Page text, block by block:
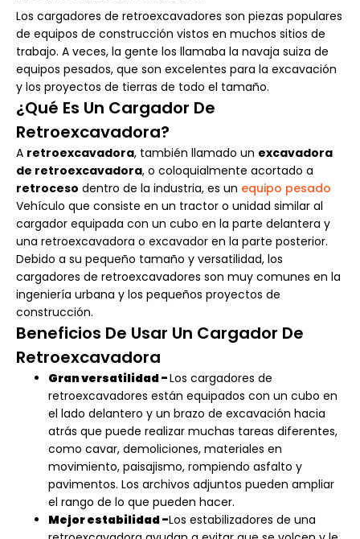
Los cargadores de retroexcavadores son piezas populares
de equipos de construcción vistos en muchos sitios de
trabajo. A veces, la gente los llamaba la navaja suiza de
equipos pesados, que son excelentes para la excavación
y los proyectos de tierras de todo el tamaño.
¿Qué Es Un Cargador De
Retroexcavadora?
A retroexcavadora, también llamado un excavadora
de retroexcavadora, o coloquialmente acortado a
retroceso dentro de la industria, es un equipo pesado
Vehículo que consiste en un tractor o unidad similar al
cargador equipada con un cubo en la parte delantera y
una retroexcavadora o excavador en la parte posterior.
Debido a su pequeño tamaño y versatilidad, los
cargadores de retroexcavadores son muy comunes en la
ingeniería urbana y los pequeños proyectos de
construcción.
Beneficios De Usar Un Cargador De
Retroexcavadora
Gran versatilidad -Los cargadores de
retroexcavadores están equipados con un cubo en
el lado delantero y un brazo de excavación hacia
atrás que puede realizar muchas tareas diferentes,
como cavar, demoliciones, materiales en
movimiento, paisajismo, rompiendo asfalto y
pavimentos. Los archivos adjuntos pueden ampliar
el rango de lo que pueden hacer.
Mejor estabilidad -Los estabilizadores de una